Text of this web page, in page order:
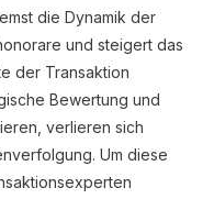
die Dynamik der
und steigert das
der Transaktion
Bewertung und
verlieren sich
Um diese